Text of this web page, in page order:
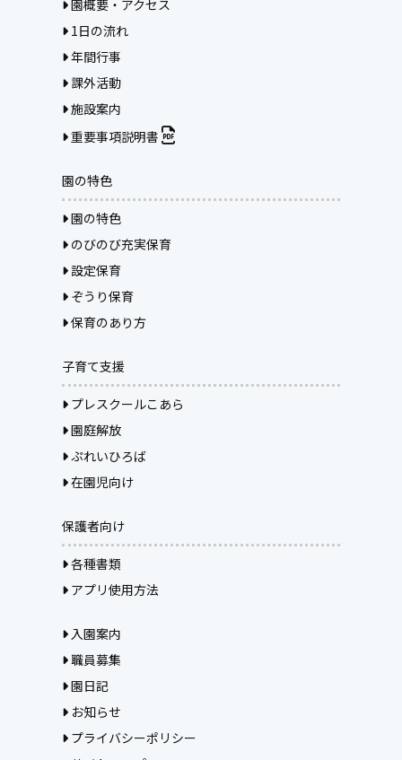
園概要・アクセス
1日の流れ
年間行事
課外活動
施設案内
重要事項説明書
園の特色
園の特色
のびのび充実保育
設定保育
ぞうり保育
保育のあり方
子育て支援
プレスクールこあら
園庭解放
ぷれいひろば
在園児向け
保護者向け
各種書類
アプリ使用方法
入園案内
職員募集
園日記
お知らせ
プライバシーポリシー